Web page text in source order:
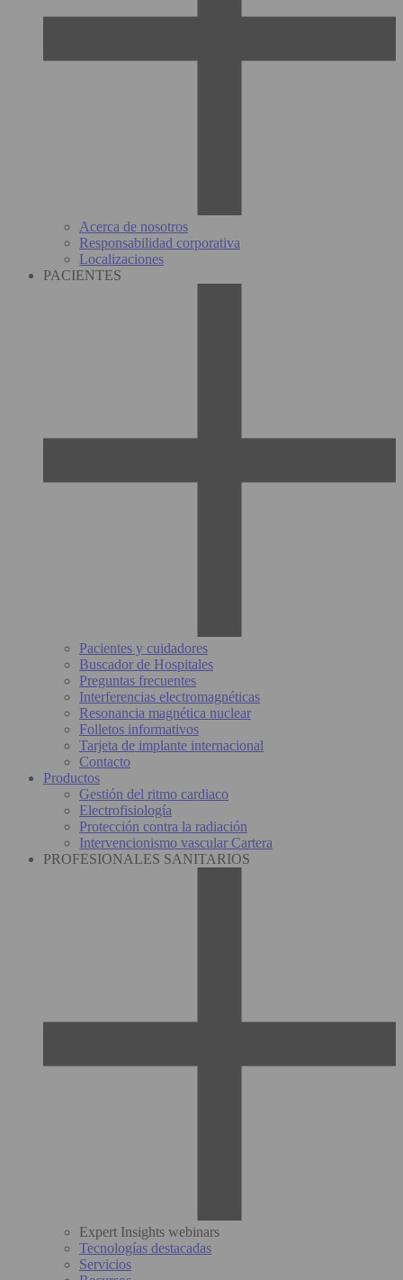
Acerca de nosotros
Responsabilidad corporativa
Localizaciones
PACIENTES
Pacientes y cuidadores
Buscador de Hospitales
Preguntas frecuentes
Interferencias electromagnéticas
Resonancia magnética nuclear
Folletos informativos
Tarjeta de implante internacional
Contacto
Productos
Gestión del ritmo cardiaco
Electrofisiología
Protección contra la radiación
Intervencionismo vascular Cartera
PROFESIONALES SANITARIOS
Expert Insights webinars
Tecnologías destacadas
Servicios